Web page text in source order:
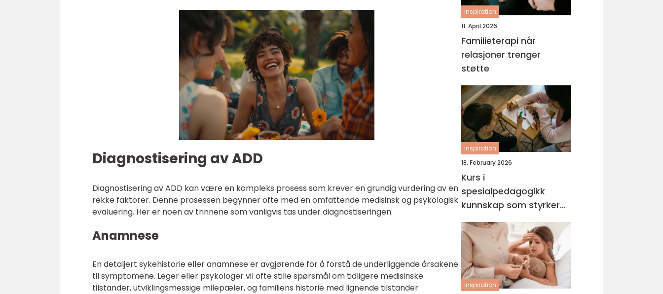
Diagnostisering av ADD
Diagnostisering av ADD kan være en kompleks prosess som krever en grundig vurdering av en
rekke faktorer. Denne prosessen begynner ofte med en omfattende medisinsk og psykologisk
evaluering. Her er noen av trinnene som vanligvis tas under diagnostiseringen:
Anamnese
En detaljert sykehistorie eller anamnese er avgjørende for å forstå de underliggende årsakene
til symptomene. Leger eller psykologer vil ofte stille spørsmål om tidligere medisinske
tilstander, utviklingsmessige milepæler, og familiens historie med lignende tilstander.
inspiration
11. April 2026
Familieterapi når
relasjoner trenger
støtte
inspiration
18. February 2026
Kurs i
spesialpedagogikk
kunnskap som styrker
hverdagen med barn og
unge
inspiration